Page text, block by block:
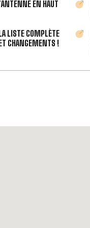
EN HAUT
LISTE COMPLÈTE
CHANGEMENTS !